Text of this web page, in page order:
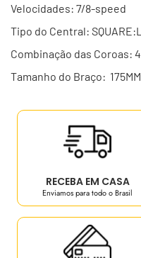
Velocidades: 7/8-speed
Tipo do Central:
Combinação das Coroas:
Tamanho do Braço: 175MM
RECEBA EM CASA
Enviamos para todo o Brasil